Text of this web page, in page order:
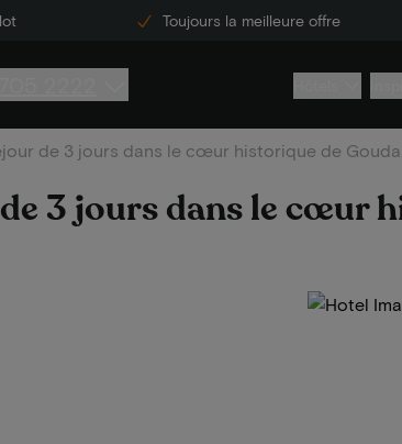
Toujours la meilleure offre
de 3 jours dans le cœur historique de Gouda
3 jours dans le cœur